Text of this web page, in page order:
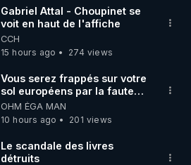
Gabriel Attal - Choupinet se
voit en haut de l'affiche
CCH
15 hours ago
274 views
Vous serez frappés sur votre
sol européens par la faute
des dirigeants qui s'en
mettent dans le nez
OHM ÉGA MAN
10 hours ago
201 views
Le scandale des livres
détruits